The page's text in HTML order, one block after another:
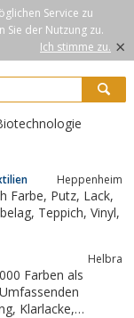
Service zu
Sie der Nutzung zu.
Ich stimme zu. ×
Heppenheim
Lack,
Helbra
Farben als